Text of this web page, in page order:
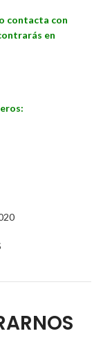
contacta con
en